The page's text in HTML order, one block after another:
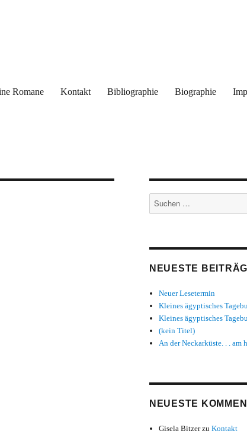
Romane Kontakt Bibliographie Biographie
Suchen
nach:
NEUESTE
Neuer Lesetermin
Kleines ägyptisches
Kleines ägyptisches
(kein Titel)
An der Neckarküste. . . am
NEUESTE
Gisela BitzerzuKontakt